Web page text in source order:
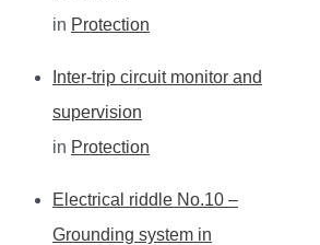
in Protection
Inter-trip circuit monitor and
supervision
in Protection
Electrical riddle No.10 –
Grounding system in